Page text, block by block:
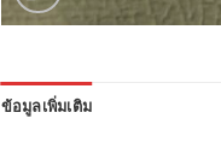
ข้อมูลเพิ่มเติม